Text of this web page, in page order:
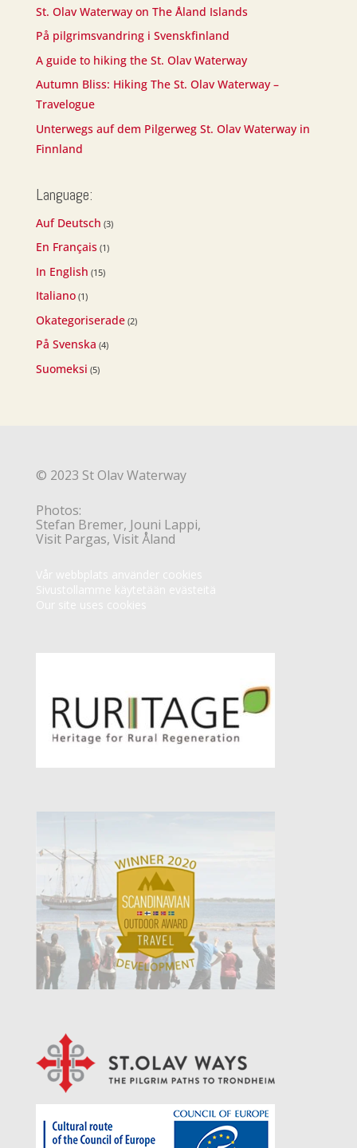
St. Olav Waterway on The Åland Islands
På pilgrimsvandring i Svenskfinland
A guide to hiking the St. Olav Waterway
Autumn Bliss: Hiking The St. Olav Waterway –
Travelogue
Unterwegs auf dem Pilgerweg St. Olav Waterway in
Finnland
Language:
Auf Deutsch (3)
En Français(1)
In English (15)
Italiano(1)
Okategoriserade(2)
På Svenska (4)
Suomeksi (5)
© 2023 St Olav Waterway
Photos:
Stefan Bremer, Jouni Lappi,
Visit Pargas, Visit Åland